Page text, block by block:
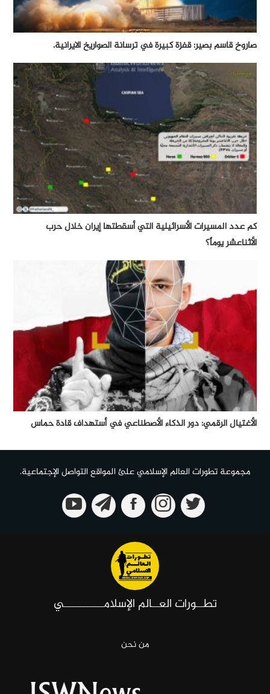
صاروخ قاسم بصير: قفزة كبيرة في ترسانة الصواريخ الايرانية.
كم عدد المسيرات الأسرائيلية التي أسقطتها إيران خلال حرب
الأثناعشر يوماً؟
الأغتيال الرقمي: دور الذكاء الأصطناعي في أستهداف قادة حماس
مجموعة تطورات العالم الإسلامي علئ المواقع التواصل الإجتماعية.
تطــورات العــالم الإسلامـــــــــــي
من نحن